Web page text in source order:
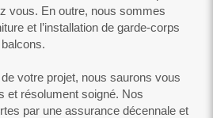
vous. En outre, nous sommes
et l’installation de garde-corps
votre projet, nous saurons vous
et résolument soigné. Nos
par une assurance décennale et